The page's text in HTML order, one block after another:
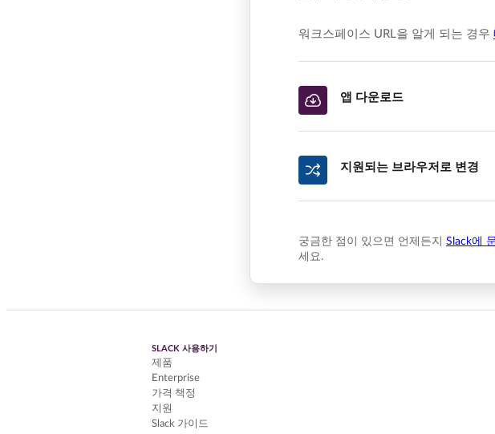
워크스페이스 URL을 알게 되는 경우
앱 다운로드
지원되는 브라우저로 변경
궁금한 점이 있으면 언제든지 Slack에
세요.
SLACK 사용하기
제품
Enterprise
가격 책정
지원
Slack 가이드